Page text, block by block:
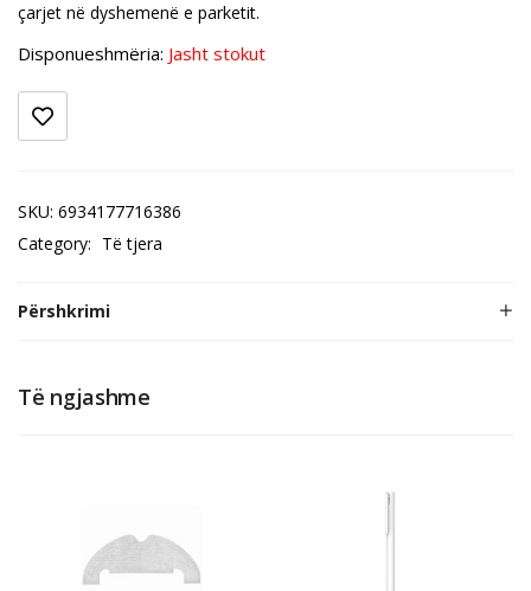
çarjet në dyshemenë e parketit.
Disponueshmëria: Jasht stokut
SKU: 6934177716386
Category: Të tjera
Përshkrimi
Të ngjashme